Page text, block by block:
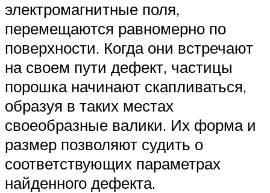
электромагнитные поля,
перемещаются равномерно по
поверхности. Когда они встречают
на своем пути дефект, частицы
порошка начинают скапливаться,
образуя в таких местах
своеобразные валики. Их форма и
размер позволяют судить о
соответствующих параметрах
найденного дефекта.